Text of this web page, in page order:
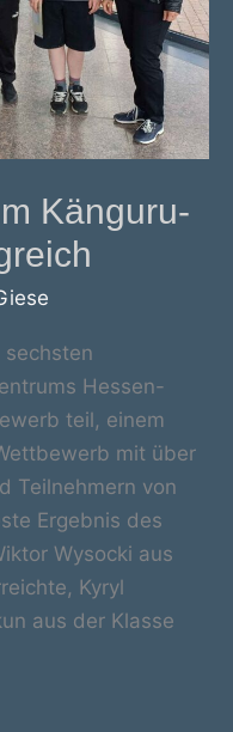
Känguru-
sechsten
Hessen-
teil, einem
mit über
Teilnehmern von
Ergebnis des
Wysocki aus
Kyryl
aus der Klasse